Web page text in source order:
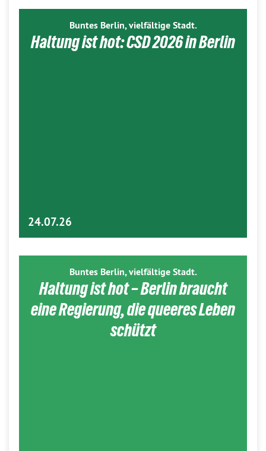
Buntes Berlin, vielfältige Stadt.
Haltung ist hot: CSD 2026 in Berlin
24.07.26
Buntes Berlin, vielfältige Stadt.
Haltung ist hot – Berlin braucht
eine Regierung, die queeres Leben
schützt